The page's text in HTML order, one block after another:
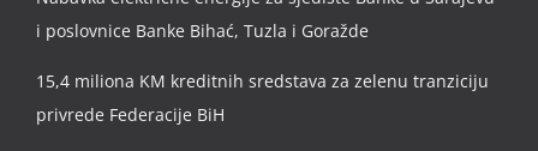
i poslovnice Banke Bihać, Tuzla i Goražde
15,4 miliona KM kreditnih sredstava za zelenu tranziciju
privrede Federacije BiH